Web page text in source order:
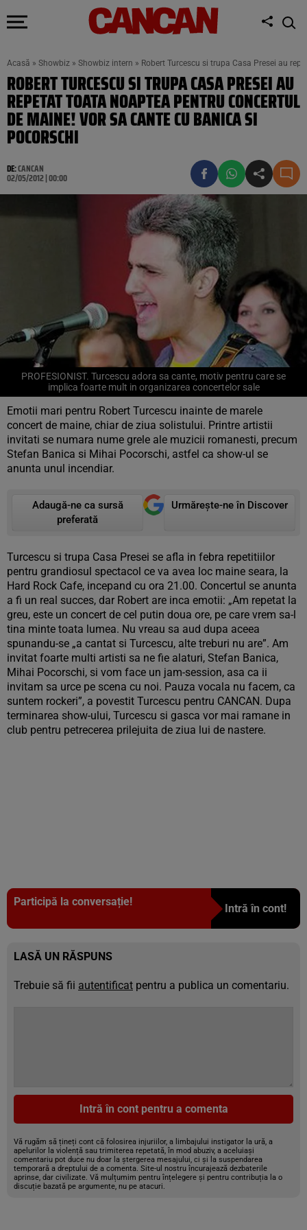
Acasă » Showbiz » Showbiz intern » Robert Turcescu si trupa Casa Presei au
ROBERT TURCESCU SI TRUPA CASA PRESEI AU
REPETAT TOATA NOAPTEA PENTRU CONCERTUL
DE MAINE! VOR SA CANTE CU BANICA SI
POCORSCHI
DE:CANCAN
02/05/2012 | 00:00
PROFESIONIST. Turcescu adora sa cante, motiv pentru care se
implica foarte mult in organizarea concertelor sale
Emotii mari pentru Robert Turcescu inainte de marele
concert de maine, chiar de ziua solistului. Printre artistii
invitati se numara nume grele ale muzicii romanesti, precum
Stefan Banica si Mihai Pocorschi, astfel ca show-ul se
anunta unul incendiar.
Adaugă-ne ca sursă
preferată
Urmărește-ne în Discover
Turcescu si trupa Casa Presei se afla in febra repetitiilor
pentru grandiosul spectacol ce va avea loc maine seara, la
Hard Rock Cafe, incepand cu ora 21.00. Concertul se anunta
a fi un real succes, dar Robert are inca emotii: „Am repetat la
greu, este un concert de cel putin doua ore, pe care vrem sa-l
tina minte toata lumea. Nu vreau sa aud dupa aceea
spunandu-se „a cantat si Turcescu, alte treburi nu are”. Am
invitat foarte multi artisti sa ne fie alaturi, Stefan Banica,
Mihai Pocorschi, si vom face un jam-session, asa ca ii
invitam sa urce pe scena cu noi. Pauza vocala nu facem, ca
suntem rockeri”, a povestit Turcescu pentru CANCAN. Dupa
terminarea show-ului, Turcescu si gasca vor mai ramane in
club pentru petrecerea prilejuita de ziua lui de nastere.
Participă la conversație!
Intră în cont!
LASĂ UN RĂSPUNS
Trebuie să fii autentificat pentru a publica un comentariu.
Intră în cont pentru a comenta
Vă rugăm să țineți cont că folosirea injuriilor, a limbajului instigator la ură, a
apelurilor la violență sau trimiterea repetată, în mod abuziv, a aceluiași
comentariu pot duce nu doar la ștergerea mesajului, ci și la suspendarea
temporară a dreptului de a comenta. Site-ul nostru încurajează dezbaterile
aprinse, dar civilizate. Vă mulțumim pentru înțelegere și pentru contribuția la o
discuție bazată pe argumente, nu pe atacuri.